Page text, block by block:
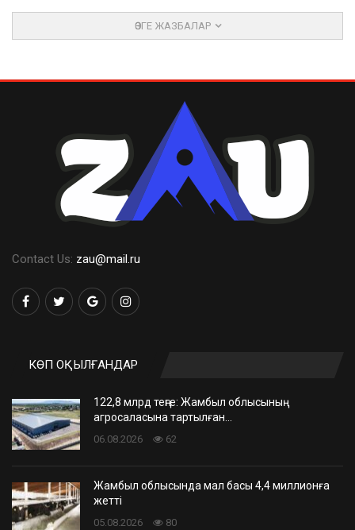
ӨЗГЕ ЖАЗБАЛАР
Contact Us: zau@mail.ru
КӨП ОҚЫЛҒАНДАР
122,8 млрд теңге: Жамбыл облысының
агросаласына тартылған…
06.08.2026 62
Жамбыл облысында мал басы 4,4 миллионға
жетті
05.08.2026 80